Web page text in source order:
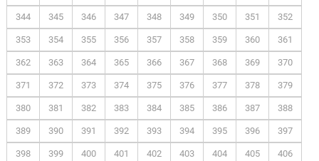
344 345 346 347 348 349 350 351 352
353 354 355 356 357 358 359 360 361
362 363 364 365 366 367 368 369 370
371 372 373 374 375 376 377 378 379
380 381 382 383 384 385 386 387 388
389 390 391 392 393 394 395 396 397
398 399 400 401 402 403 404 405 406